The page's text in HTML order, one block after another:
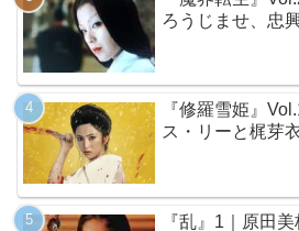
ろうじませ、忠興
『修羅雪姫』
ス・リーと梶芽
『乱』1｜原田